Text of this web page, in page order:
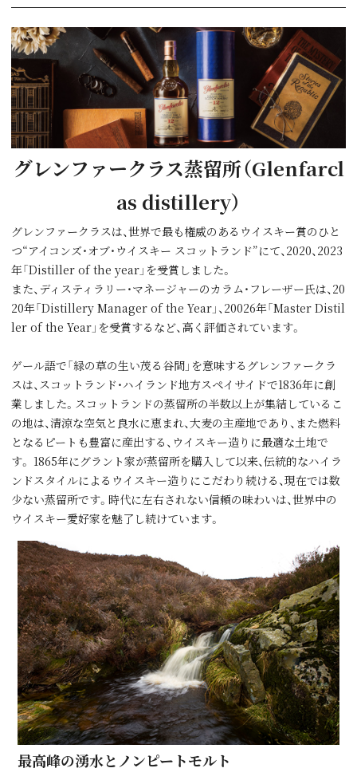
グレンファークラス蒸留所（Glenfarcl
as distillery）
グレンファークラスは、世界で最も権威のあるウイスキー賞のひと
つ“アイコンズ・オブ・ウイスキー スコットランド”にて、2020、2023
年「Distiller of the year」を受賞しました。
また、ディスティラリー・マネージャーのカラム・フレーザー氏は、20
20年「Distillery Manager of the Year」、20026年「Master Distil
ler of the Year」を受賞するなど、高く評価されています。
ゲール語で「緑の草の⽣い茂る⾕間」を意味するグレンファークラ
スは、スコットランド・ハイランド地⽅スペイサイドで1836年に創
業しました。スコットランドの蒸留所の半数以上が集結しているこ
の地は、清涼な空気と良⽔に恵まれ、⼤⻨の主産地であり、また燃料
となるピートも豊富に産出する、ウイスキー造りに最適な⼟地で
す。 1865年にグラント家が蒸留所を購⼊して以来、伝統的なハイラ
ンドスタイルによるウイスキー造りにこだわり続ける、現在では数
少ない蒸留所です。時代に左右されない信頼の味わいは、世界中の
ウイスキー愛好家を魅了し続けています。
最⾼峰の湧⽔とノンピートモルト